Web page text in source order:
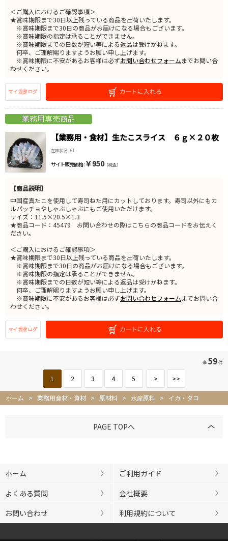
＜ご購入におけるご確認事項＞
★賞味期限まで30日以上残っている商品を出荷いたします。
※賞味期限まで30日の商品がお届けになる場合もございます。
※賞味期限の指定は承ることができません。
※賞味期限までの日数が短い等による返品は受けかねます。
何卒、ご理解賜りますようお願い申し上げます。
※賞味期限に不安があるお客様は必ずお問い合わせフォームまでお問い合
わせください。
【業務用・食材】生たこスライス ６ｇ×２０枚
在庫状況 : 61
サイト販売価格 : ￥950（税込）
【商品説明】
中国産真たこを使用して寿司ねた用にカットしております。寿司以外にもカ
ルパッチョやしゃぶしゃぶにもご使用いただけます。
サイズ：11.5×20.5×1.3
★商品コード：45479 お問い合わせの際はこちらの商品コードをお伝えく
ださい。
＜ご購入におけるご確認事項＞
★賞味期限まで30日以上残っている商品を出荷いたします。
※賞味期限まで30日の商品がお届けになる場合もございます。
※賞味期限の指定は承ることができません。
※賞味期限までの日数が短い等による返品は受けかねます。
何卒、ご理解賜りますようお願い申し上げます。
※賞味期限に不安があるお客様は必ずお問い合わせフォームまでお問い合
わせください。
全59件
1 2 3 4 5 > >>
ホーム > 業務用食材・資材 > 原材料 > 水産原料 > イカ・タコ
PAGE TOPへ
ホーム
ご利用ガイド
よくある質問
会社概要
お問い合わせ
利用規約について